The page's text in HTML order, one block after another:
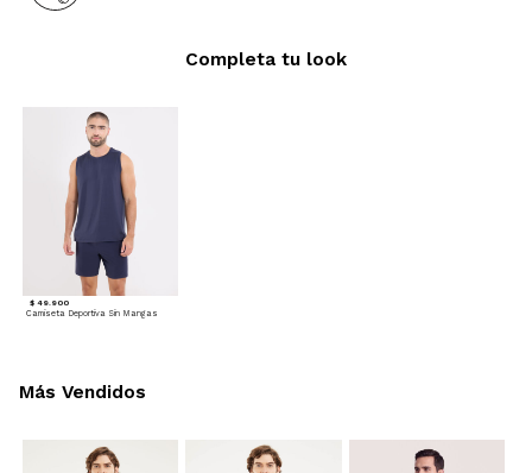
$ 49.900
Camiseta Deportiva Sin Mangas
Completa tu look
Más Vendidos